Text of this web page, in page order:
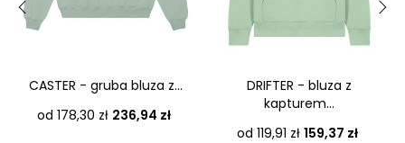
CASTER - gruba bluza z...
od 178,30 zł Cena
236,94 zł
DRIFTER - bluza z
kapturem...
od 119,91 zł Cena
159,37 zł